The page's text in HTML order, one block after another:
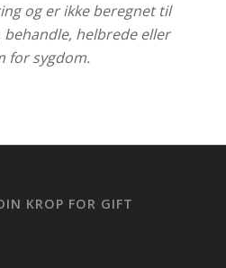
og er ikke beregnet til
behandle, helbrede eller
for sygdom.
KROP FOR GIFT